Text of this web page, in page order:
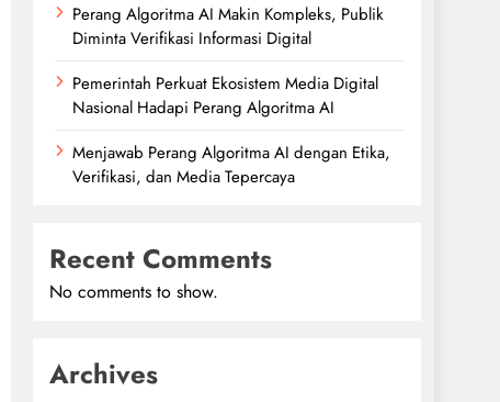
Perang Algoritma AI Makin Kompleks, Publik
Diminta Verifikasi Informasi Digital
Pemerintah Perkuat Ekosistem Media Digital
Nasional Hadapi Perang Algoritma AI
Menjawab Perang Algoritma AI dengan Etika,
Verifikasi, dan Media Tepercaya
Recent Comments
No comments to show.
Archives